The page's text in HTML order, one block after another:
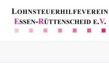
Altersvorsorge:
zur Riester-Rente